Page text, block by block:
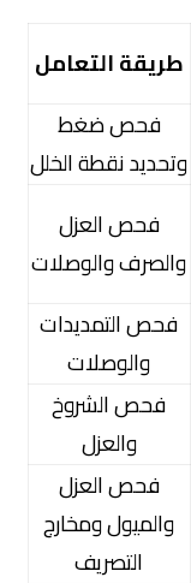
طريقة التعامل
فحص ضغط
وتحديد نقطة الخلل
فحص العزل
والصرف والوصلات
فحص التمديدات
والوصلات
فحص الشروخ
والعزل
فحص العزل
والميول ومخارج
التصريف